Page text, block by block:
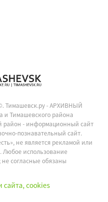
Тимашевск.ру - АРХИВНЫЙ
и Тимашевского района
район - информационный сайт
познавательный сайт.
не является рекламой или
Любое использование
согласные обязаны
cookies